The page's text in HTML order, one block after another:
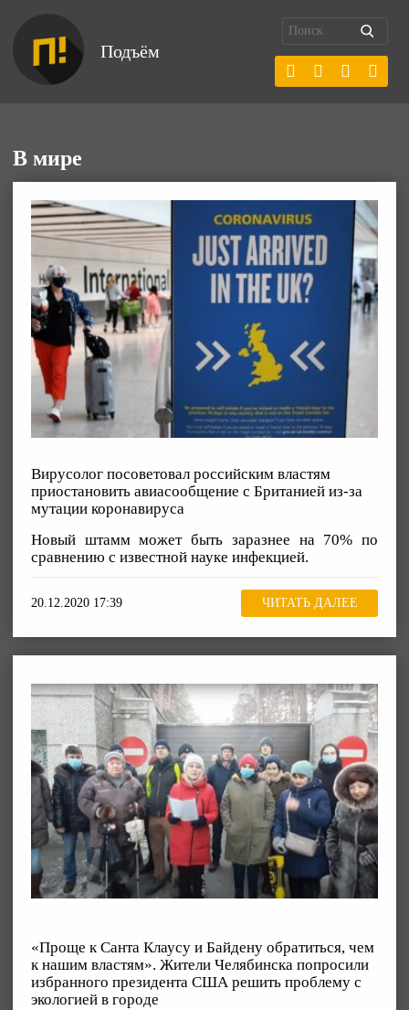
Подъём
В мире
Вирусолог посоветовал российским властям
приостановить авиасообщение с Британией из-за
мутации коронавируса
Новый штамм может быть заразнее на 70% по
сравнению с известной науке инфекцией.
20.12.2020 17:39 ЧИТАТЬ ДАЛЕЕ
«Проще к Санта Клаусу и Байдену обратиться, чем
к нашим властям». Жители Челябинска попросили
избранного президента США решить проблему с
экологией в городе